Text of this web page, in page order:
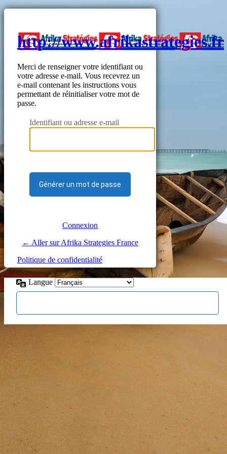
http://www.afrikastrategies.fr
Merci de renseigner votre identifiant ou
votre adresse e-mail. Vous recevrez un
e-mail contenant les instructions vous
permettant de réinitialiser votre mot de
passe.
Identifiant ou adresse e-mail
Connexion
← Aller sur Afrika Strategies France
Politique de confidentialité
Langue